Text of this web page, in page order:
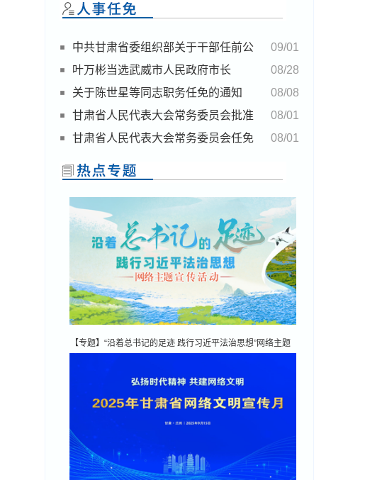
09/01
中共甘肃省委组织部关于干部任前公
示的公告
08/28
叶万彬当选武威市人民政府市长
08/08
关于陈世星等同志职务任免的通知
08/01
甘肃省人民代表大会常务委员会批准
免职名单
08/01
甘肃省人民代表大会常务委员会任免
名单
【专题】“沿着总书记的足迹 践行习近平法治思想”网络主题